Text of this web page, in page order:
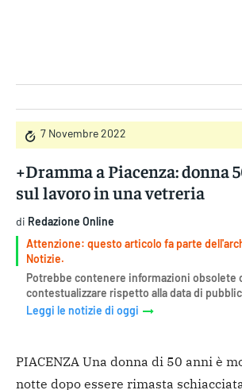
7 Novembre 2022
+Dramma a Piacenza: donna
sul lavoro in una vetreria
di Redazione Online
Attenzione: questo articolo fa parte
Notizie.
Potrebbe contenere informazioni obsolete
contestualizzare rispetto alla data di
Leggi le notizie di oggi
PIACENZA Una donna di 50 anni è
notte dopo essere rimasta